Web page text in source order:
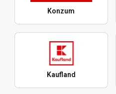
Konzum
Kaufland